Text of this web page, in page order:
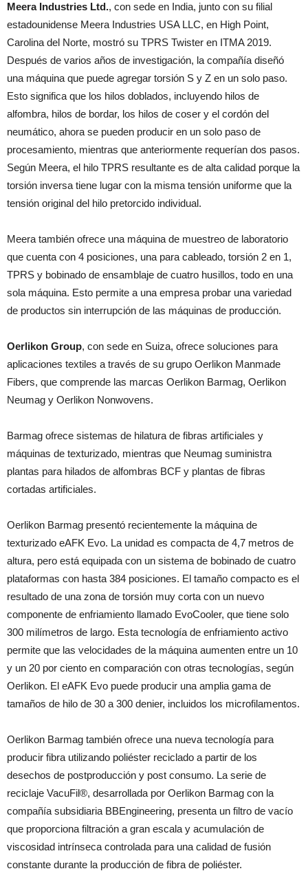
Meera Industries Ltd., con sede en India, junto con su filial
estadounidense Meera Industries USA LLC, en High Point,
Carolina del Norte, mostró su TPRS Twister en ITMA 2019.
Después de varios años de investigación, la compañía diseñó
una máquina que puede agregar torsión S y Z en un solo paso.
Esto significa que los hilos doblados, incluyendo hilos de
alfombra, hilos de bordar, los hilos de coser y el cordón del
neumático, ahora se pueden producir en un solo paso de
procesamiento, mientras que anteriormente requerían dos pasos.
Según Meera, el hilo TPRS resultante es de alta calidad porque la
torsión inversa tiene lugar con la misma tensión uniforme que la
tensión original del hilo pretorcido individual.
Meera también ofrece una máquina de muestreo de laboratorio
que cuenta con 4 posiciones, una para cableado, torsión 2 en 1,
TPRS y bobinado de ensamblaje de cuatro husillos, todo en una
sola máquina. Esto permite a una empresa probar una variedad
de productos sin interrupción de las máquinas de producción.
Oerlikon Group, con sede en Suiza, ofrece soluciones para
aplicaciones textiles a través de su grupo Oerlikon Manmade
Fibers, que comprende las marcas Oerlikon Barmag, Oerlikon
Neumag y Oerlikon Nonwovens.
Barmag ofrece sistemas de hilatura de fibras artificiales y
máquinas de texturizado, mientras que Neumag suministra
plantas para hilados de alfombras BCF y plantas de fibras
cortadas artificiales.
Oerlikon Barmag presentó recientemente la máquina de
texturizado eAFK Evo. La unidad es compacta de 4,7 metros de
altura, pero está equipada con un sistema de bobinado de cuatro
plataformas con hasta 384 posiciones. El tamaño compacto es el
resultado de una zona de torsión muy corta con un nuevo
componente de enfriamiento llamado EvoCooler, que tiene solo
300 milímetros de largo. Esta tecnología de enfriamiento activo
permite que las velocidades de la máquina aumenten entre un 10
y un 20 por ciento en comparación con otras tecnologías, según
Oerlikon. El eAFK Evo puede producir una amplia gama de
tamaños de hilo de 30 a 300 denier, incluidos los microfilamentos.
Oerlikon Barmag también ofrece una nueva tecnología para
producir fibra utilizando poliéster reciclado a partir de los
desechos de postproducción y post consumo. La serie de
reciclaje VacuFil®, desarrollada por Oerlikon Barmag con la
compañía subsidiaria BBEngineering, presenta un filtro de vacío
que proporciona filtración a gran escala y acumulación de
viscosidad intrínseca controlada para una calidad de fusión
constante durante la producción de fibra de poliéster.